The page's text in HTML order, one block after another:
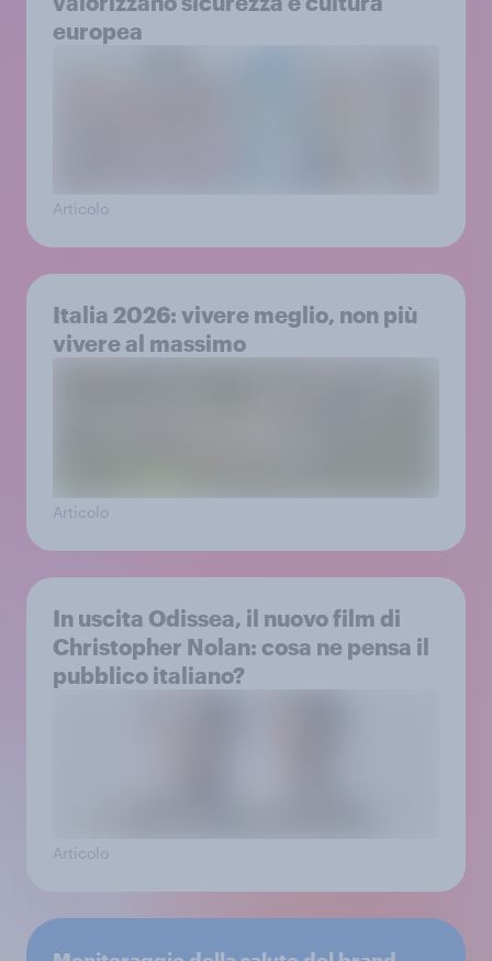
europea
Articolo
Italia 2026: vivere meglio, non più
vivere al massimo
Articolo
In uscita Odissea, il nuovo film di
Christopher Nolan: cosa ne pensa il
pubblico italiano?
Articolo